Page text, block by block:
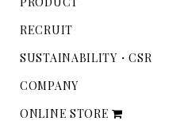
RECRUIT
SUSTAINABILITY・CSR
COMPANY
ONLINE STORE